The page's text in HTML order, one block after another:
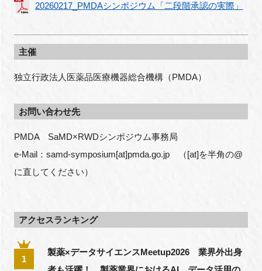
20260217_PMDAシンポジウム「二段階承認の実際」
主催
独立行政法人医薬品医療機器総合機構（PMDA）
お問い合わせ先
PMDA　SaMD×RWDシンポジウム事務局
e-Mail：samd-symposium[at]pmda.go.jp　（[at]を半角の@
に直してください）
アクセスランキング
1
製薬×データサイエンスMeetup2026 業界外出身